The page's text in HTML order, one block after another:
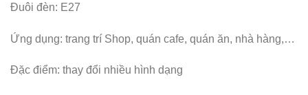
Đuôi đèn: E27
Ứng dụng: trang trí Shop, quán cafe, quán ăn, nhà hàng,…
Đặc điểm: thay đổi nhiều hình dạng